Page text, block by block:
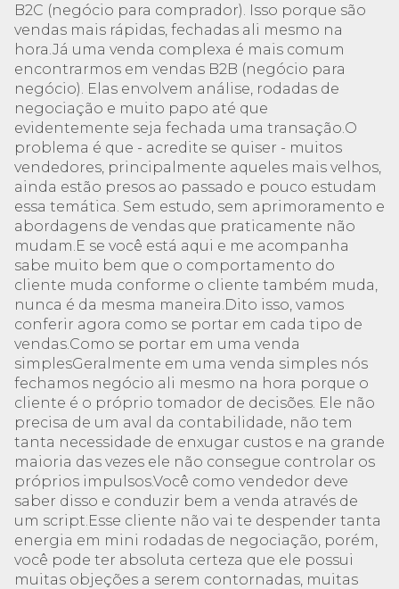
B2C (negócio para comprador). Isso porque são
vendas mais rápidas, fechadas ali mesmo na
hora.Já uma venda complexa é mais comum
encontrarmos em vendas B2B (negócio para
negócio). Elas envolvem análise, rodadas de
negociação e muito papo até que
evidentemente seja fechada uma transação.O
problema é que - acredite se quiser - muitos
vendedores, principalmente aqueles mais velhos,
ainda estão presos ao passado e pouco estudam
essa temática. Sem estudo, sem aprimoramento e
abordagens de vendas que praticamente não
mudam.E se você está aqui e me acompanha
sabe muito bem que o comportamento do
cliente muda conforme o cliente também muda,
nunca é da mesma maneira.Dito isso, vamos
conferir agora como se portar em cada tipo de
vendas.Como se portar em uma venda
simplesGeralmente em uma venda simples nós
fechamos negócio ali mesmo na hora porque o
cliente é o próprio tomador de decisões. Ele não
precisa de um aval da contabilidade, não tem
tanta necessidade de enxugar custos e na grande
maioria das vezes ele não consegue controlar os
próprios impulsos.Você como vendedor deve
saber disso e conduzir bem a venda através de
um script.Esse cliente não vai te despender tanta
energia em mini rodadas de negociação, porém,
você pode ter absoluta certeza que ele possui
muitas objeções a serem contornadas, muitas